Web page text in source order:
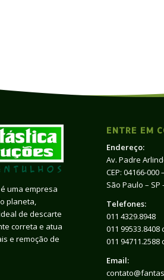
é uma empresa
planeta,
de descarte
correta e atua
e remoção de
ENTRE EM
Endereço:
Av. Padre
CEP: 04166-000
São Paulo – SP
Telefones:
011 4329.8948
011 99533.8408
011 94711.2588
Email: